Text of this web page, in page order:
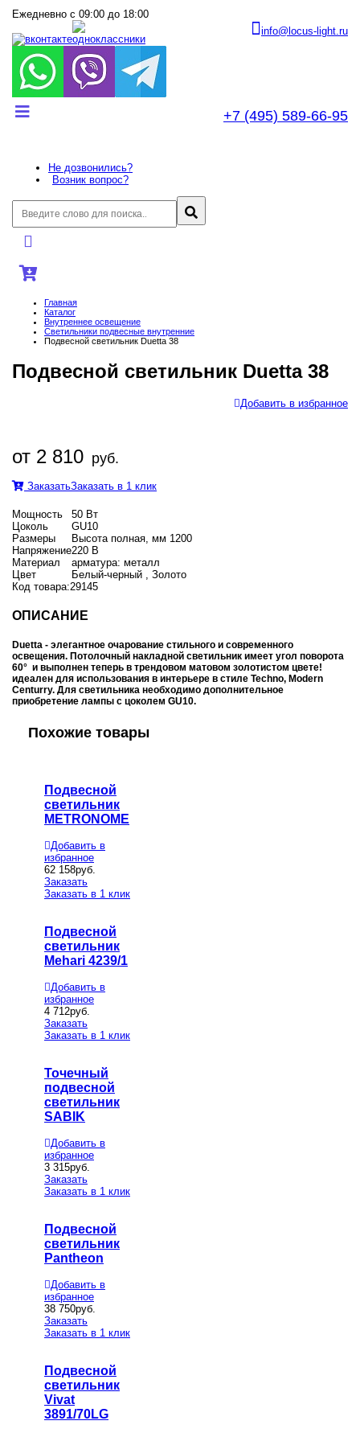
Ежедневно с 09:00 до 18:00
info@locus-light.ru
+7 (495) 589-66-95
Не дозвонились?
Возник вопрос?
Главная
Каталог
Внутреннее оcвещение
Светильники подвесные внутренние
Подвесной светильник Duetta 38
Подвесной светильник Duetta 38
Добавить в избранное
от 2 810 руб.
ЗаказатьЗаказать в 1 клик
Мощность
50 Вт
Цоколь
GU10
Размеры
Высота полная, мм 1200
Напряжение220 В
Материал
арматура: металл
Цвет
Белый-черный , Золото
Код товара:29145
ОПИСАНИЕ
Duetta - элегантное очарование стильного и современного
освещения. Потолочный накладной светильник имеет угол поворота
60° и выполнен теперь в трендовом матовом золотистом цвете!
идеален для использования в интерьере в стиле Techno, Modern
Centurry. Для светильника необходимо дополнительное
приобретение лампы с цоколем GU10.
Похожие товары
Подвесной
светильник
METRONOME
Добавить в
избранное
62 158руб.
Заказать
Заказать в 1 клик
Подвесной
светильник
Mehari 4239/1
Добавить в
избранное
4 712руб.
Заказать
Заказать в 1 клик
Точечный
подвесной
светильник
SABIK
Добавить в
избранное
3 315руб.
Заказать
Заказать в 1 клик
Подвесной
светильник
Pantheon
Добавить в
избранное
38 750руб.
Заказать
Заказать в 1 клик
Подвесной
светильник
Vivat
3891/70LG